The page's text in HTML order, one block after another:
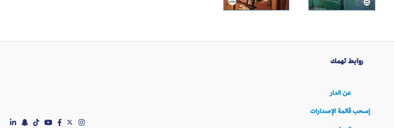
روابط تهمك
عن الدار
إسحب قائمة الإصدارات